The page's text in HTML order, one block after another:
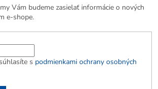
Vám budeme zasielať informácie o nových
e-shope.
s podmienkami ochrany osobných